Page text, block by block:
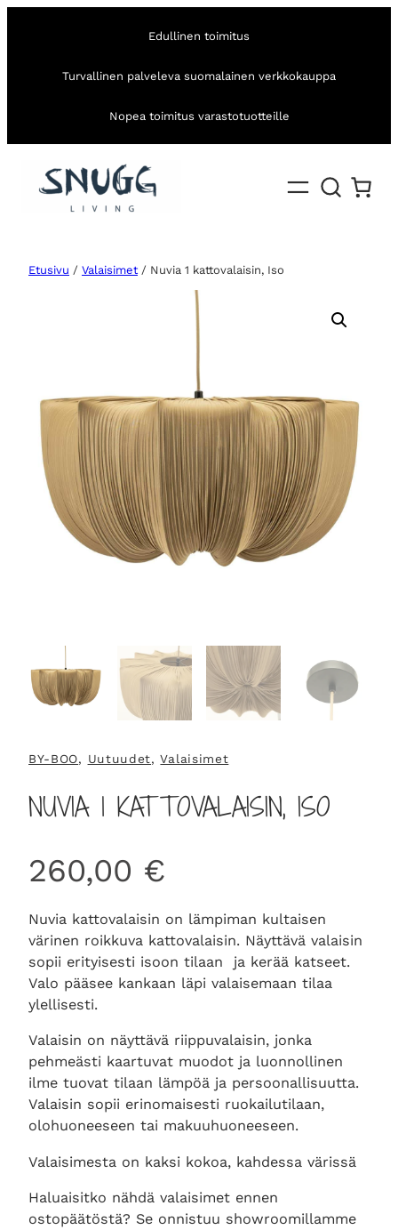
Edullinen toimitus
Turvallinen palveleva suomalainen verkkokauppa
Nopea toimitus varastotuotteille
Etusivu / Valaisimet / Nuvia 1 kattovalaisin, Iso
BY-BOO, Uutuudet, Valaisimet
NUVIA 1 KATTOVALAISIN, ISO
260,00 €
Nuvia kattovalaisin on lämpiman kultaisen
värinen roikkuva kattovalaisin. Näyttävä valaisin
sopii erityisesti isoon tilaan ja kerää katseet.
Valo pääsee kankaan läpi valaisemaan tilaa
ylellisesti.
Valaisin on näyttävä riippuvalaisin, jonka
pehmeästi kaartuvat muodot ja luonnollinen
ilme tuovat tilaan lämpöä ja persoonallisuutta.
Valaisin sopii erinomaisesti ruokailutilaan,
olohuoneeseen tai makuuhuoneeseen.
Valaisimesta on kaksi kokoa, kahdessa värissä
Haluaisitko nähdä valaisimet ennen
ostopäätöstä? Se onnistuu showroomillamme